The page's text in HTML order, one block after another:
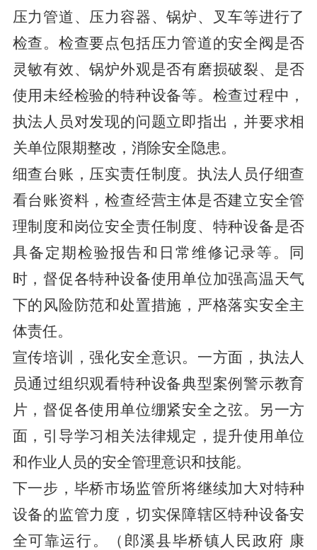
压力管道、压力容器、锅炉、叉车等进行了
检查。检查要点包括压力管道的安全阀是否
灵敏有效、锅炉外观是否有磨损破裂、是否
使用未经检验的特种设备等。检查过程中，
执法人员对发现的问题立即指出，并要求相
关单位限期整改，消除安全隐患。
细查台账，压实责任制度。执法人员仔细查
看台账资料，检查经营主体是否建立安全管
理制度和岗位安全责任制度、特种设备是否
具备定期检验报告和日常维修记录等。同
时，督促各特种设备使用单位加强高温天气
下的风险防范和处置措施，严格落实安全主
体责任。
宣传培训，强化安全意识。一方面，执法人
员通过组织观看特种设备典型案例警示教育
片，督促各使用单位绷紧安全之弦。另一方
面，引导学习相关法律规定，提升使用单位
和作业人员的安全管理意识和技能。
下一步，毕桥市场监管所将继续加大对特种
设备的监管力度，切实保障辖区特种设备安
全可靠运行。（郎溪县毕桥镇人民政府 康